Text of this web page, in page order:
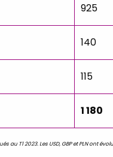
925
140
115
1 180
2023. Les USD, GBP et PLN ont évolué